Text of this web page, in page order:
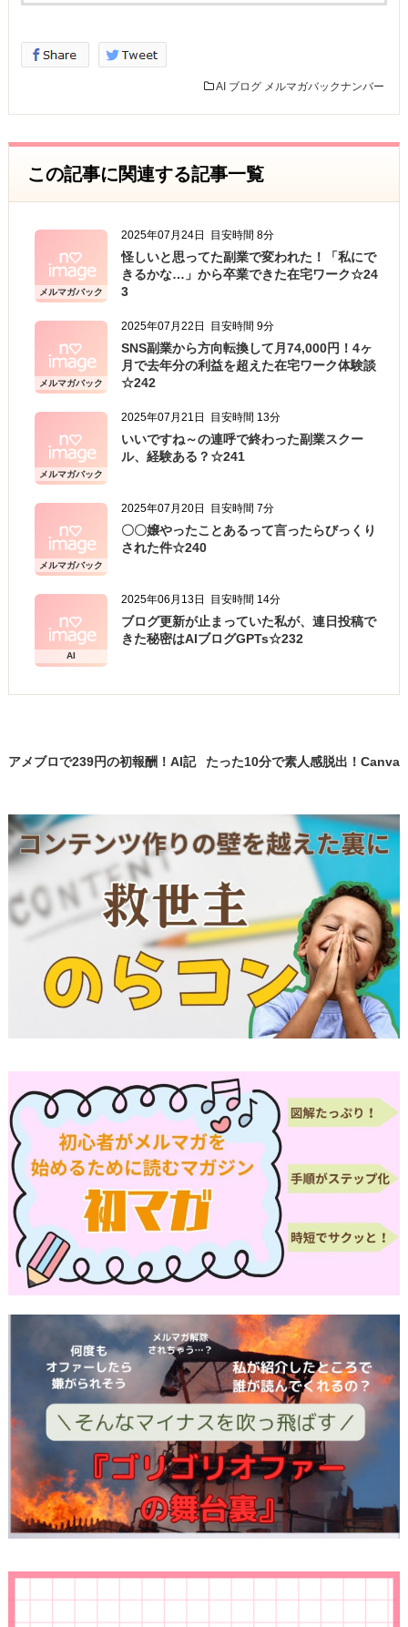
社会的責任であると考え、個人情報の保護に努め
ることをお約束いたします。
生年月日、性別、電話番号、
電子メールアドレス、職業、勤務先等、特定の個
人を識別し得る情報をいいます。
個人情報の収集・利用
当方は、以下の目的のため、その範囲内において
のみ、個人情報を収集・利用いたします。当方に
提供によるものであり、お客様が個人情報を提供
された場合は、当方が本方針に則って個人情報を
利用することをお客様が許諾したものとします。
・ご注文された当方の商品をお届けするうえで必
要な業務
・新商品の案内などお客様に有益かつ必要と思わ
れる情報の提供
・業務遂行上で必要となる当方からの問い合わ
せ、確認、および
サービス向上のための意見収集
・各種のお問い合わせ対応
個人情報の第三者提供
当方は、法令に基づく場合等正当な理由によらな
るために、個人情報保護管理責任者を設置し、
十分な安全保護に努め、 また、個人情報を正確
に、また最新なものに保つよう、 お預かりした
個人情報の適切な管理を行います。
情報内容の照会、修正または削除
当方は、お客様が当社にご提供いただいた個人情
報の照会、修正または削除を希望される場合は、
ご本人であることを確認させていただいたうえ
で、合理的な範囲ですみやかに 対応させていた
プライバシーに関する意見・苦情・異議申し立て
について
お客様が、当ウェブサイトで掲示した本方針を守
っていないと思われる場合には、お問い合わせを
通じて当方にまずご連絡ください。
内容確認後、折り返しメールでの連絡をした後、
適切な処理ができるよう努めます。
AI ブログ メルマガバックナンバー
この記事に関連する記事一覧
メルマガバック
ナンバー
2025年07月24日 目安時間 8分
怪しいと思ってた副業で変われた！「私にで
きるかな…」から卒業できた在宅ワーク☆24
3
メルマガバック
ナンバー
2025年07月22日 目安時間 9分
SNS副業から方向転換して月74,000円！4ヶ
月で去年分の利益を超えた在宅ワーク体験談
☆242
メルマガバック
ナンバー
2025年07月21日 目安時間 13分
いいですね～の連呼で終わった副業スクー
ル、経験ある？☆241
メルマガバック
ナンバー
2025年07月20日 目安時間 7分
〇〇嬢やったことあるって言ったらびっくり
された件☆240
AI
2025年06月13日 目安時間 14分
ブログ更新が止まっていた私が、連日投稿で
きた秘密はAIブログGPTs☆232
アメブロで239円の初報酬！AI記
たった10分で素人感脱出！Canva